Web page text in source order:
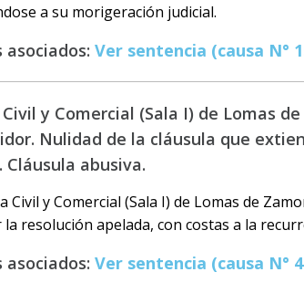
a su morigeración judicial.
asociados: Ver sentencia (causa N°
y Comercial (Sala I) de Lomas
Nulidad de la cláusula que
Cláusula abusiva.
Civil y Comercial (Sala I) de Lomas de
resolución apelada, con costas a la
asociados: Ver sentencia (causa N°